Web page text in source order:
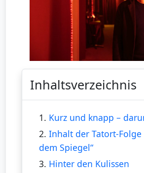
Inhaltsverzeichnis
1. Kurz und knapp –
2. Inhalt der Tatort-Folge
dem Spiegel“
3. Hinter den Kulissen